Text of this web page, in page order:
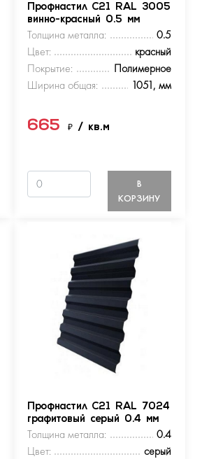
Профнастил С21 RAL 3005
винно-красный 0.5 мм
Толщина металла:
0.5
Цвет:
красный
Покрытие:
Полимерное
Ширина общая:
1051, мм
665 ₽ / кв.м
В
КОРЗИНУ
Профнастил С21 RAL 7024
графитовый серый 0.4 мм
Толщина металла:
0.4
Цвет:
серый